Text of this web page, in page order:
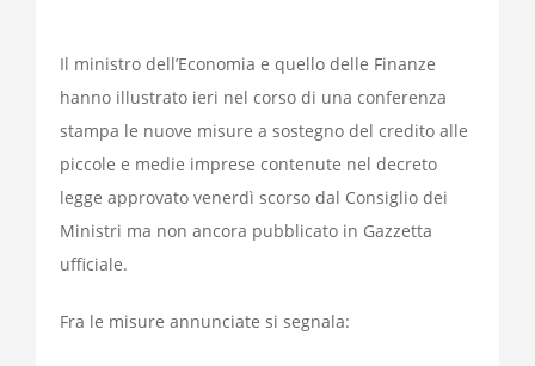
Il ministro dell’Economia e quello delle Finanze
hanno illustrato ieri nel corso di una conferenza
stampa le nuove misure a sostegno del credito alle
piccole e medie imprese contenute nel decreto
legge approvato venerdì scorso dal Consiglio dei
Ministri ma non ancora pubblicato in Gazzetta
ufficiale.
Fra le misure annunciate si segnala: